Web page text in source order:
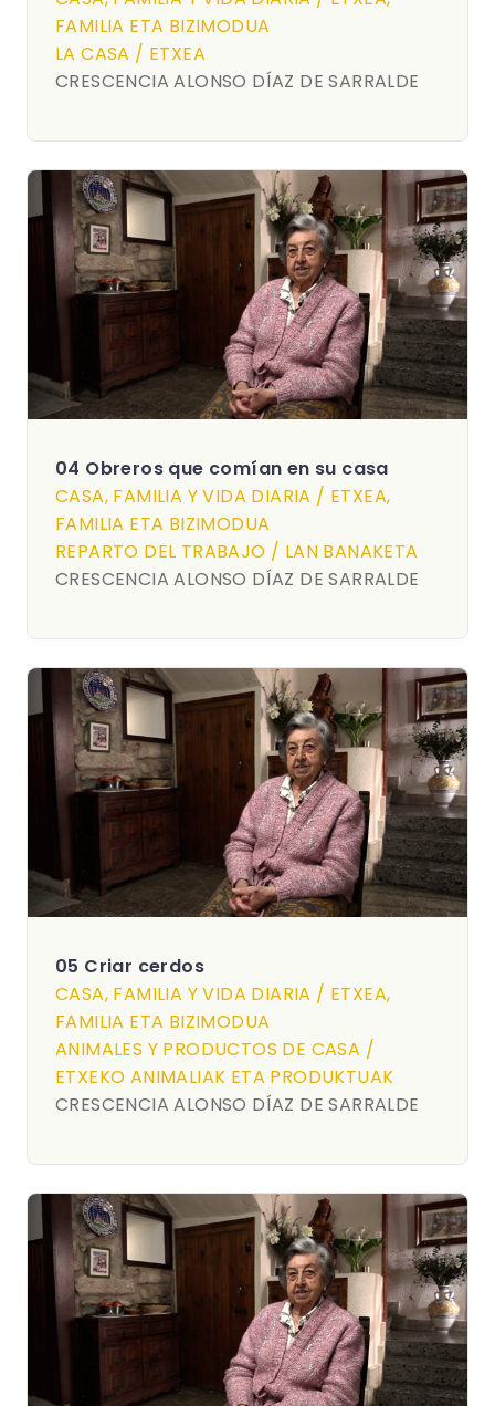
FAMILIA ETA BIZIMODUA
LA CASA / ETXEA
CRESCENCIA ALONSO DÍAZ DE SARRALDE
04 Obreros que comían en su casa
CASA, FAMILIA Y VIDA DIARIA / ETXEA,
FAMILIA ETA BIZIMODUA
REPARTO DEL TRABAJO / LAN BANAKETA
CRESCENCIA ALONSO DÍAZ DE SARRALDE
05 Criar cerdos
CASA, FAMILIA Y VIDA DIARIA / ETXEA,
FAMILIA ETA BIZIMODUA
ANIMALES Y PRODUCTOS DE CASA /
ETXEKO ANIMALIAK ETA PRODUKTUAK
CRESCENCIA ALONSO DÍAZ DE SARRALDE